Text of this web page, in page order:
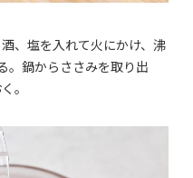
、塩を入れて火にかけ、沸
。鍋からささみを取り出
。